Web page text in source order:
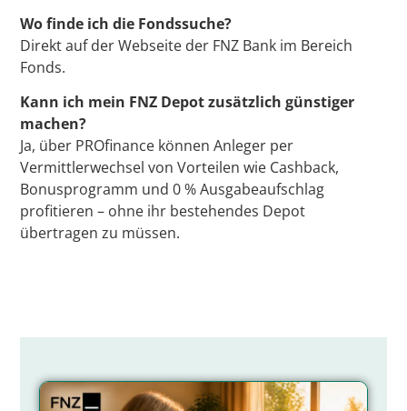
Wo finde ich die Fondssuche?
Direkt auf der Webseite der FNZ Bank im Bereich
Fonds.
Kann ich mein FNZ Depot zusätzlich günstiger
machen?
Ja, über PROfinance können Anleger per
Vermittlerwechsel von Vorteilen wie Cashback,
Bonusprogramm und 0 % Ausgabeaufschlag
profitieren – ohne ihr bestehendes Depot
übertragen zu müssen.